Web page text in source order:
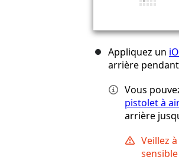
Appliquez un
arrière
Vous
pistolet à
arrière
Veillez